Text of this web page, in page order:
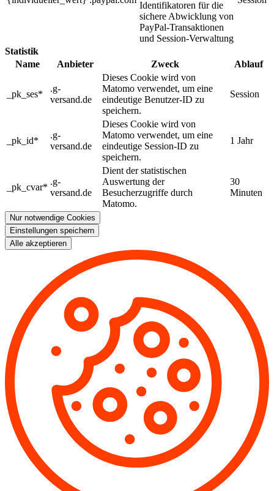
Identifikatoren für die
sichere Abwicklung von
PayPal-Transaktionen
und Session-Verwaltung
Statistik
Name
Anbieter Zweck Ablauf
_pk_ses*
.g-
versand.de
Dieses Cookie wird von
Matomo verwendet, um eine
eindeutige Benutzer-ID zu
speichern.
Session
_pk_id*
.g-
versand.de
Dieses Cookie wird von
Matomo verwendet, um eine
eindeutige Session-ID zu
speichern.
1 Jahr
_pk_cvar*
.g-
versand.de
Dient der statistischen
Auswertung der
Besucherzugriffe durch
Matomo.
30
Minuten
Nur notwendige Cookies
Einstellungen speichern
Alle akzeptieren